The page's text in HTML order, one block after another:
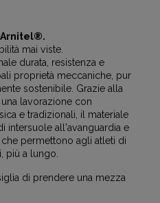
mai viste.
durata, resistenza e
proprietà meccaniche, pur
sostenibile. Grazie alla
lavorazione con
e tradizionali, il materiale
intersuole all'avanguardia e
permettono agli atleti di
più a lungo.
di prendere una mezza